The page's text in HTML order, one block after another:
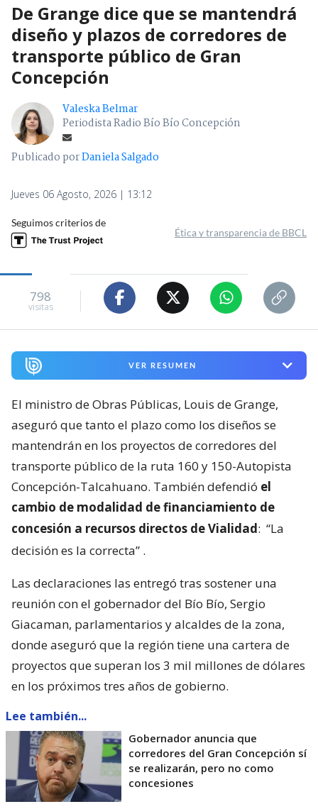
De Grange dice que se mantendrá
diseño y plazos de corredores de
transporte público de Gran
Concepción
Valeska Belmar
Periodista Radio Bío Bío Concepción
Publicado porDaniela Salgado
Jueves 06 Agosto, 2026 | 13:12
Seguimos criterios de
Ética y transparencia de BBCL
798
visitas
VER RESUMEN
El ministro de Obras Públicas, Louis de Grange,
aseguró que tanto el plazo como los diseños se
mantendrán en los proyectos de corredores del
transporte público de la ruta 160 y 150-Autopista
Concepción-Talcahuano. También defendió el
cambio de modalidad de financiamiento de
concesión a recursos directos de Vialidad: “La
decisión es la correcta” .
Las declaraciones las entregó tras sostener una
reunión con el gobernador del Bío Bío, Sergio
Giacaman, parlamentarios y alcaldes de la zona,
donde aseguró que la región tiene una cartera de
proyectos que superan los 3 mil millones de dólares
en los próximos tres años de gobierno.
Lee también...
Gobernador anuncia que
corredores del Gran Concepción sí
se realizarán, pero no como
concesiones